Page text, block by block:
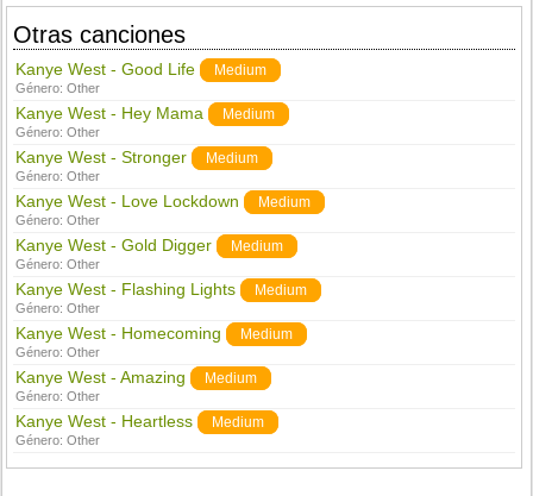
Otras canciones
Kanye West - Good Life Medium
Género:Other
Kanye West - Hey Mama Medium
Género:Other
Kanye West - Stronger Medium
Género:Other
Kanye West - Love Lockdown Medium
Género:Other
Kanye West - Gold Digger Medium
Género:Other
Kanye West - Flashing Lights Medium
Género:Other
Kanye West - Homecoming Medium
Género:Other
Kanye West - Amazing Medium
Género:Other
Kanye West - Heartless Medium
Género:Other